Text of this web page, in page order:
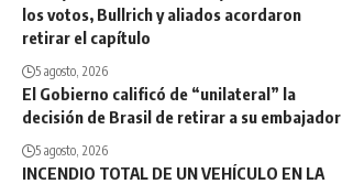
los votos, Bullrich y aliados acordaron
retirar el capítulo
5 agosto, 2026
El Gobierno calificó de “unilateral” la
decisión de Brasil de retirar a su embajador
5 agosto, 2026
INCENDIO TOTAL DE UN VEHÍCULO EN LA